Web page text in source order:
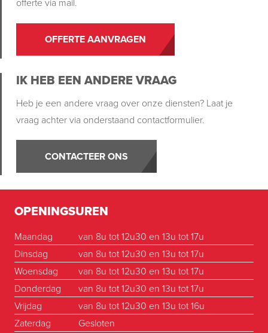
OFFERTE AANVRAGEN
IK HEB EEN ANDERE VRAAG
Heb je een andere vraag over onze diensten? Laat je
vraag achter via onderstaand contactformulier.
CONTACTEER ONS
OPENINGSUREN
Maandag
van 8u tot 12u30 en 13u tot 17u
Dinsdag
van 8u tot 12u30 en 13u tot 17u
Woensdag
van 8u tot 12u30 en 13u tot 17u
Donderdag
van 8u tot 12u30 en 13u tot 17u
Vrijdag
van 8u tot 12u30 en 13u tot 16u
Zaterdag
Gesloten